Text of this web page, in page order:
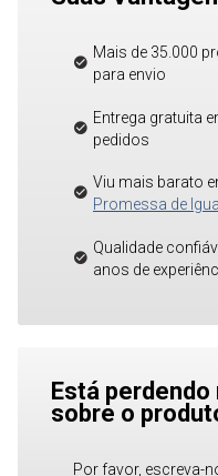
Mais de 35.000
para envio
Entrega gratuita
pedidos
Viu mais barato
Promessa de
Qualidade
anos de
Está
sobre o
Por favor, escreva-